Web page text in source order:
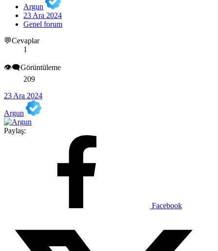
Argun
23 Ara 2024
Genel forum
💬Cevaplar
1
👁️‍🗨️Görüntüleme
209
23 Ara 2024
Argun
Paylaş:
Facebook